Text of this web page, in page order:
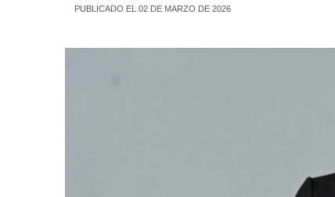
PUBLICADO EL 02 DE MARZO DE 2026